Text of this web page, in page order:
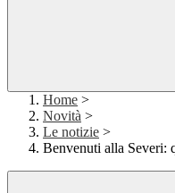
Home >
Novità >
Le notizie >
Benvenuti alla Severi: